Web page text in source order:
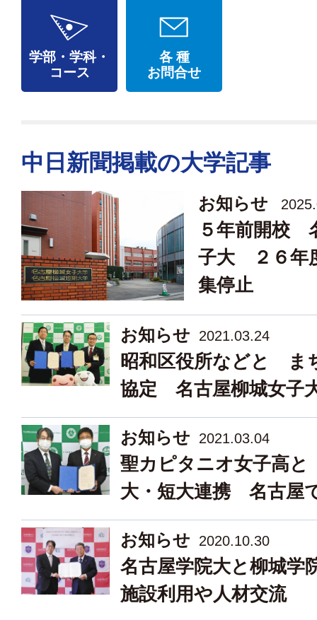
学部・学科・
コース
各 種
お問合せ
中日新聞掲載の大学記事
お知らせ
５年前開校
子大 ２６年
集停止
お知らせ 2021.03.24
昭和区役所などと ま
協定 名古屋柳城女子
お知らせ 2021.03.04
聖カピタニオ女子高
大・短大連携 名古屋
お知らせ 2020.10.30
名古屋学院大と柳城
施設利用や人材交流